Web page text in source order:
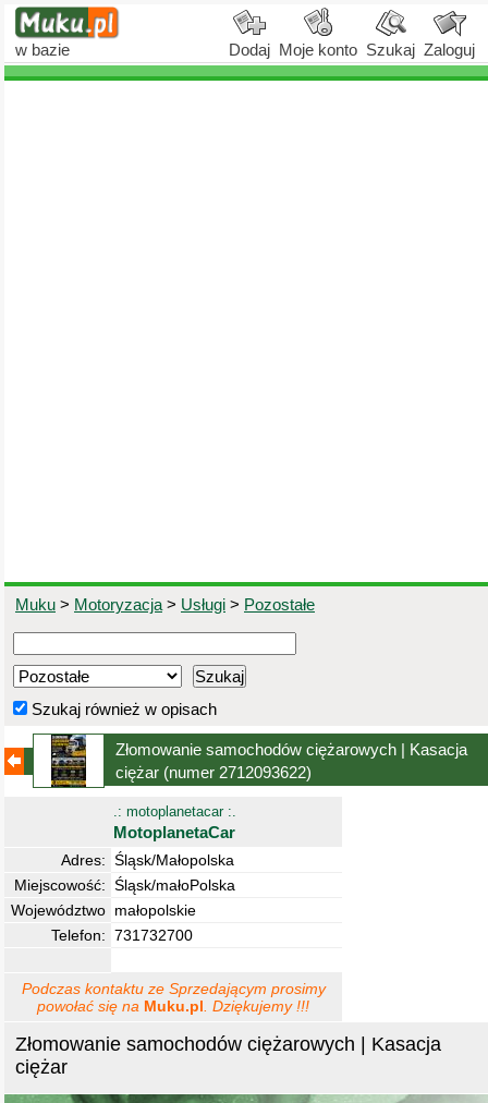
w bazie Dodaj Moje konto Szukaj Zaloguj
Muku > Motoryzacja > Usługi > Pozostałe
Szukaj również w opisach
Złomowanie samochodów ciężarowych | Kasacja
ciężar (numer 2712093622)
Złomowanie samochodów ciężarowych | Kasacja
ciężar
.: motoplanetacar :.
MotoplanetaCar
Adres: Śląsk/Małopolska
Miejscowość: Śląsk/małoPolska
Województwo małopolskie
Telefon: 731732700
Podczas kontaktu ze Sprzedającym prosimy
powołać się na Muku.pl . Dziękujemy !!!